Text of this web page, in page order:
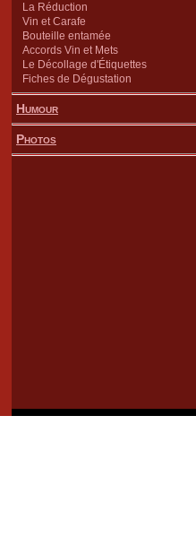
La Réduction
Vin et Carafe
Bouteille entamée
Accords Vin et Mets
Le Décollage d'Étiquettes
Fiches de Dégustation
Humour
Photos